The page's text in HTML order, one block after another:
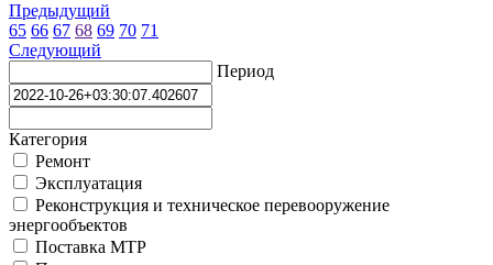
Предыдущий
65 66 67 68 69 70 71
Следующий
Период
Категория
Ремонт
Эксплуатация
Реконструкция и техническое перевооружение
энергообъектов
Поставка МТР